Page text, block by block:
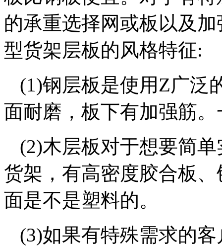
的承重选择网或板以及
型货架层板的风格特征:
(1)钢层板是使用Z广泛
面耐磨，板下有加强筋
(2)木层板对于想要简
货架，有高密度胶合板
面是不是塑料的。
(3)如果有特殊需求的